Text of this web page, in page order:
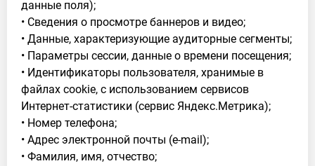
данные поля);
• Сведения о просмотре баннеров и видео;
• Данные, характеризующие аудиторные сегменты;
• Параметры сессии, данные о времени посещения;
• Идентификаторы пользователя, хранимые в
файлах cookie, с использованием сервисов
Интернет-статистики (сервис Яндекс.Метрика);
• Номер телефона;
• Адрес электронной почты (e-mail);
• Фамилия, имя, отчество;